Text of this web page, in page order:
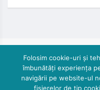
Folosim cookie-uri și
îmbunătăți experiența
navigării pe website-ul
fișierelor de tip